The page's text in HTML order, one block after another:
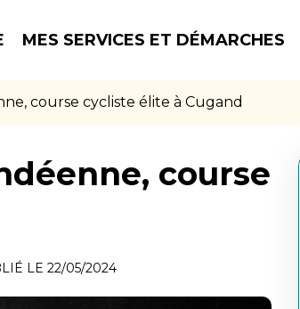
MES SERVICES ET DÉMARCHES
course cycliste élite à Cugand
course
LE 22/05/2024